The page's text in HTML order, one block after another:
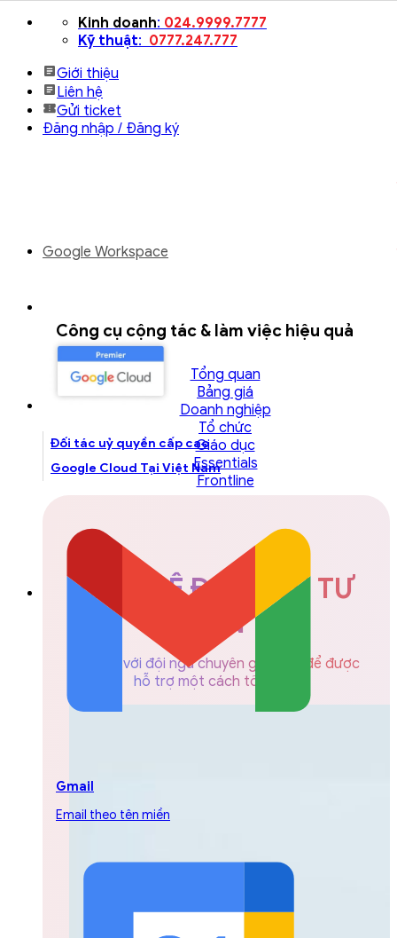
dung
Kinh doanh: 024.9999.7777
Kỹ thuật: 0777.247.777
Giới thiệu
Liên hệ
Gửi ticket
Đăng nhập / Đăng ký
Đối tác uỷ quyền cấp cao
Google Cloud Tại Việt Nam
LIÊN HỆ ĐỘI NGŨ TƯ
VẤN
Liên hệ với đội ngũ chuyên gia GCS để được
hỗ trợ một cách tốt nhất
Google Workspace
Công cụ cộng tác & làm việc hiệu quả
Tổng quan
Bảng giá
Doanh nghiệp
Tổ chức
Giáo dục
Essentials
Frontline
Gmail
Email theo tên miền